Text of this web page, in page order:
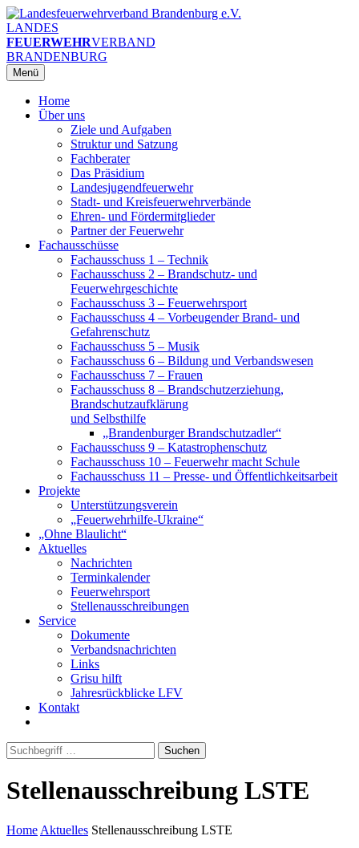
Zum
Inhalt
springen
LANDES
FEUERWEHRVERBAND
BRANDENBURG
Menü
Home
Über uns
Ziele und Aufgaben
Struktur und Satzung
Fachberater
Das Präsidium
Landesjugendfeuerwehr
Stadt- und Kreisfeuerwehrverbände
Ehren- und Fördermitglieder
Partner der Feuerwehr
Fachausschüsse
Fachausschuss 1 – Technik
Fachausschuss 2 – Brandschutz- und
Feuerwehrgeschichte
Fachausschuss 3 – Feuerwehrsport
Fachausschuss 4 – Vorbeugender Brand- und
Gefahrenschutz
Fachausschuss 5 – Musik
Fachausschuss 6 – Bildung und Verbandswesen
Fachausschuss 7 – Frauen
Fachausschuss 8 – Brandschutzerziehung,
Brandschutzaufklärung
und Selbsthilfe
„Brandenburger Brandschutzadler“
Fachausschuss 9 – Katastrophenschutz
Fachausschuss 10 – Feuerwehr macht Schule
Fachausschuss 11 – Presse- und Öffentlichkeitsarbeit
Projekte
Unterstützungsverein
„Feuerwehrhilfe-Ukraine“
„Ohne Blaulicht“
Aktuelles
Nachrichten
Terminkalender
Feuerwehrsport
Stellenausschreibungen
Service
Dokumente
Verbandsnachrichten
Links
Grisu hilft
Jahresrückblicke LFV
Kontakt
Suchen
Stellenausschreibung LSTE
Home Aktuelles Stellenausschreibung LSTE